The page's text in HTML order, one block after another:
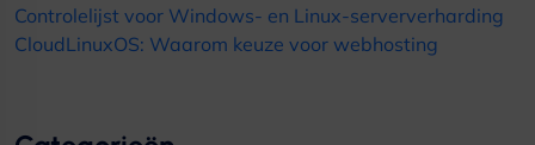
Controlelijst voor Windows- en Linux-serververharding
CloudLinuxOS: Waarom keuze voor webhosting